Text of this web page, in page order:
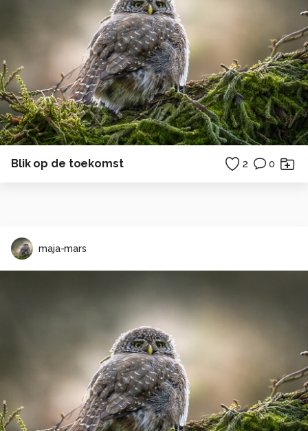
Blik op de toekomst 2 0
maja-mars